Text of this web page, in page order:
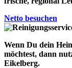
Netto besuchen
Wenn Du dein
möchtest, dann
Eikelberg.